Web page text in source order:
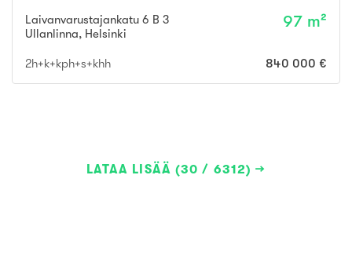
Laivanvarustajankatu 6 B 3
Ullanlinna, Helsinki
97 m²
2h+k+kph+s+khh 840 000 €
LATAA LISÄÄ (30 / 6312)